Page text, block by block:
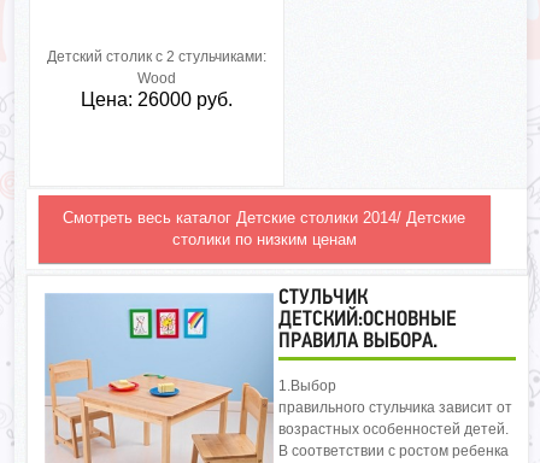
Детский столик с 2 стульчиками:
Wood
Цена: 26000 руб.
Смотреть весь каталог Детские столики 2014/ Детские
столики по низким ценам
СТУЛЬЧИК
ДЕТСКИЙ:ОСНОВНЫЕ
ПРАВИЛА ВЫБОРА.
1.Выбор
правильного стульчика зависит от
возрастных особенностей детей.
В соответствии с ростом ребенка